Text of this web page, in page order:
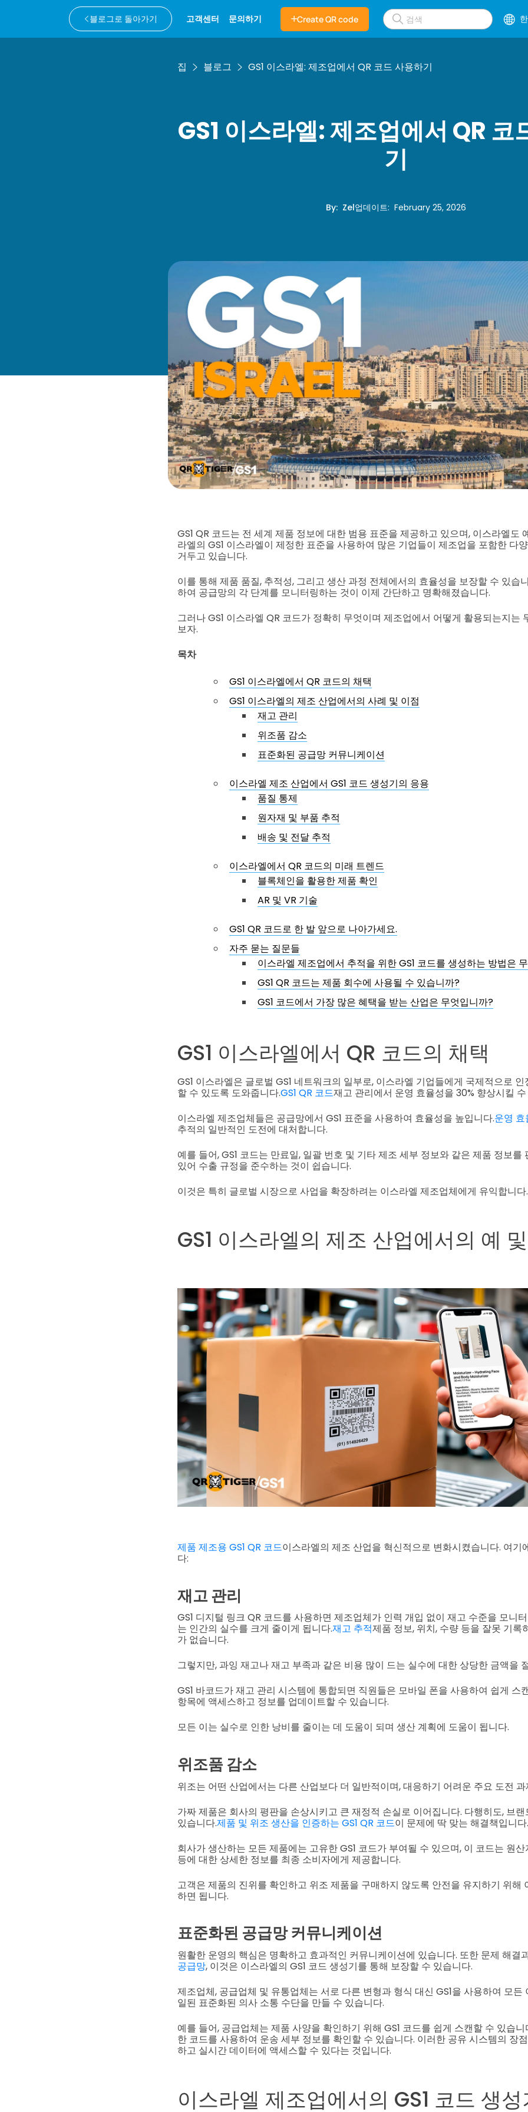
블로그로 돌아가기 고객센터 문의하기 Create QR code
집 블로그 GS1 이스라엘: 제조업에서 QR 코드 사용하기
GS1 이스라엘: 제조업에서 QR 코
기
By: Zel업데이트: February 25, 2026
GS1 QR 코드는 전 세계 제품 정보에 대한 범용 표준을 제공하고 있으며, 이스라엘도
라엘의 GS1 이스라엘이 제정한 표준을 사용하여 많은 기업들이 제조업을 포함한 다
거두고 있습니다.
이를 통해 제품 품질, 추적성, 그리고 생산 과정 전체에서의 효율성을 보장할 수 있습
하여 공급망의 각 단계를 모니터링하는 것이 이제 간단하고 명확해졌습니다.
그러나 GS1 이스라엘 QR 코드가 정확히 무엇이며 제조업에서 어떻게 활용되는지는
보자.
목차
GS1 이스라엘에서 QR 코드의 채택
GS1 이스라엘의 제조 산업에서의 사례 및 이점
재고 관리
위조품 감소
표준화된 공급망 커뮤니케이션
이스라엘 제조 산업에서 GS1 코드 생성기의 응용
품질 통제
원자재 및 부품 추적
배송 및 전달 추적
이스라엘에서 QR 코드의 미래 트렌드
블록체인을 활용한 제품 확인
AR 및 VR 기술
GS1 QR 코드로 한 발 앞으로 나아가세요.
자주 묻는 질문들
이스라엘 제조업에서 추적을 위한 GS1 코드를 생성하는 방법은
GS1 QR 코드는 제품 회수에 사용될 수 있습니까?
GS1 코드에서 가장 많은 혜택을 받는 산업은 무엇입니까?
GS1 이스라엘에서 QR 코드의 채택
GS1 이스라엘은 글로벌 GS1 네트워크의 일부로, 이스라엘 기업들에게 국제적으로
할 수 있도록 도와줍니다.GS1 QR 코드재고 관리에서 운영 효율성을 30% 향상시킬
이스라엘 제조업체들은 공급망에서 GS1 표준을 사용하여 효율성을 높입니다.운영 효
추적의 일반적인 도전에 대처합니다.
예를 들어, GS1 코드는 만료일, 일괄 번호 및 기타 제조 세부 정보와 같은 제품 정보를
있어 수출 규정을 준수하는 것이 쉽습니다.
이것은 특히 글로벌 시장으로 사업을 확장하려는 이스라엘 제조업체에게 유익합니다.
GS1 이스라엘의 제조 산업에서의 예
제품 제조용 GS1 QR 코드이스라엘의 제조 산업을 혁신적으로 변화시켰습니다. 여기
다:
재고 관리
GS1 디지털 링크 QR 코드를 사용하면 제조업체가 인력 개입 없이 재고 수준을 모니
는 인간의 실수를 크게 줄이게 됩니다.재고 추적제품 정보, 위치, 수량 등을 잘못 기록
가 없습니다.
그렇지만, 과잉 재고나 재고 부족과 같은 비용 많이 드는 실수에 대한 상당한 금액을
GS1 바코드가 재고 관리 시스템에 통합되면 직원들은 모바일 폰을 사용하여 쉽게 스
항목에 액세스하고 정보를 업데이트할 수 있습니다.
모든 이는 실수로 인한 낭비를 줄이는 데 도움이 되며 생산 계획에 도움이 됩니다.
위조품 감소
위조는 어떤 산업에서는 다른 산업보다 더 일반적이며, 대응하기 어려운 주요 도전
가짜 제품은 회사의 평판을 손상시키고 큰 재정적 손실로 이어집니다. 다행히도, 브
있습니다.제품 및 위조 생산을 인증하는 GS1 QR 코드이 문제에 딱 맞는 해결책입니다.
회사가 생산하는 모든 제품에는 고유한 GS1 코드가 부여될 수 있으며, 이 코드는 원산
등에 대한 상세한 정보를 최종 소비자에게 제공합니다.
고객은 제품의 진위를 확인하고 위조 제품을 구매하지 않도록 안전을 유지하기 위해
하면 됩니다.
표준화된 공급망 커뮤니케이션
원활한 운영의 핵심은 명확하고 효과적인 커뮤니케이션에 있습니다. 또한 문제 해결
공급망, 이것은 이스라엘의 GS1 코드 생성기를 통해 보장할 수 있습니다.
제조업체, 공급업체 및 유통업체는 서로 다른 변형과 형식 대신 GS1을 사용하여 모든
일된 표준화된 의사 소통 수단을 만들 수 있습니다.
예를 들어, 공급업체는 제품 사양을 확인하기 위해 GS1 코드를 쉽게 스캔할 수 있습
한 코드를 사용하여 운송 세부 정보를 확인할 수 있습니다. 이러한 공유 시스템의 장
하고 실시간 데이터에 액세스할 수 있다는 것입니다.
이스라엘 제조업에서의 GS1 코드 생